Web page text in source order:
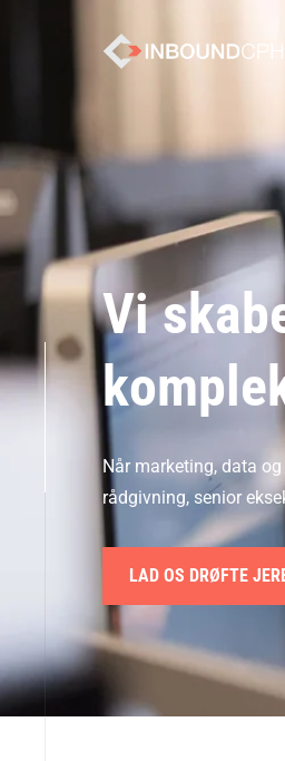
Vi
Når marketing, data
rådgivning, senior
LAD OS DRØFTE